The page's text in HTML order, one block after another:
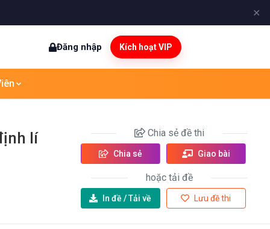
✕
Đăng nhập Kích hoạt VIP
lí Chia sẻ đề thi
Chia sẻ Giao bài
hoặc tải đề
In đề /Tải về Lưu đề thi